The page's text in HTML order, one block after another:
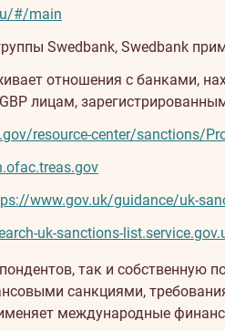
#/main
Swedbank, Swedbank
отношения с банками,
лицам,
resource-center/sanctions/
www.gov.uk/guidance/uk-
uk-sanctions-
так и
санкциями,
международные